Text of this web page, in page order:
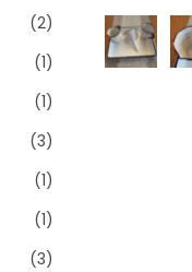
(2)
(1)
(1)
(3)
(1)
(1)
(3)